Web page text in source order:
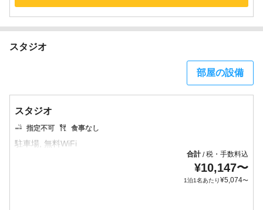
スタジオ
部屋の設備
スタジオ
指定不可 食事なし
合計/税・手数料込
¥10,147〜
1泊1名あたり¥5,074〜